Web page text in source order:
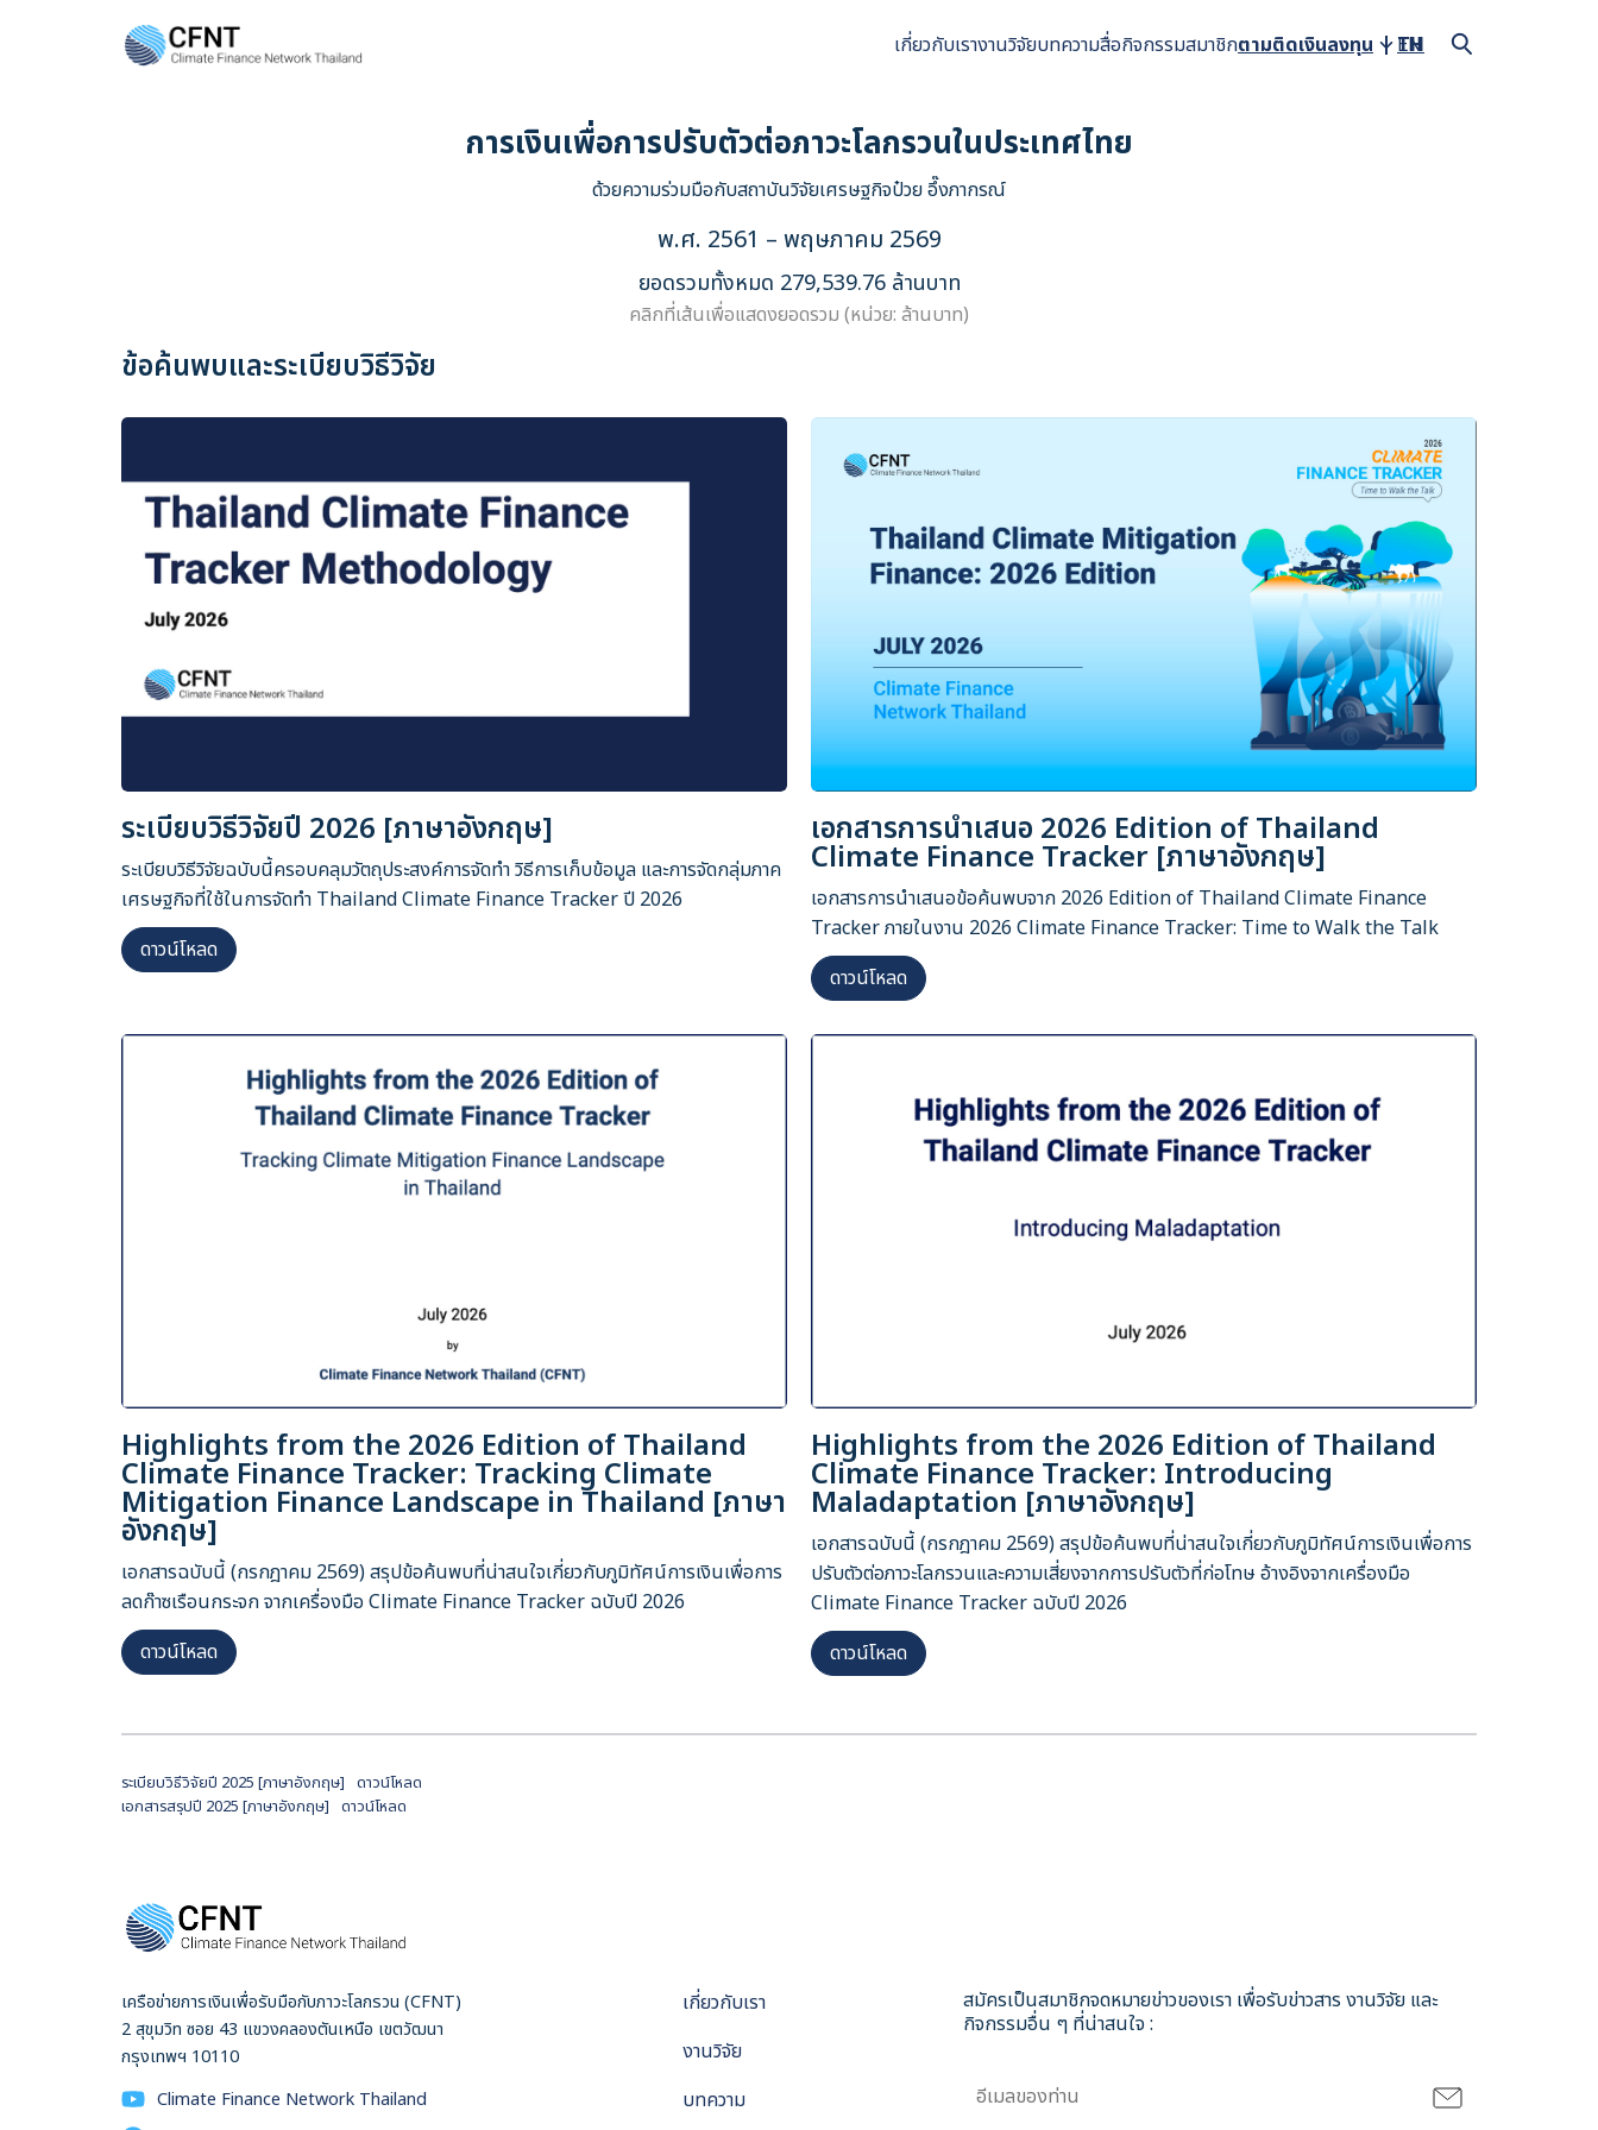
เกี่ยวกับเรางานวิจัยบทความสื่อกิจกรรมสมาชิกตามติดเงินลงทุน EN
TH
for:
การเงินเพื่อการปรับตัวต่อภาวะโลกรวนในประเทศไทย
ด้วยความร่วมมือกับสถาบันวิจัยเศรษฐกิจป๋วย อึ๊งภากรณ์
พ.ศ. 2561 – พฤษภาคม 2569
ยอดรวมทั้งหมด 279,539.76 ล้านบาท
คลิกที่เส้นเพื่อแสดงยอดรวม (หน่วย: ล้านบาท)
ข้อค้นพบและระเบียบวิธีวิจัย
ระเบียบวิธีวิจัยปี 2026 [ภาษาอังกฤษ]
ระเบียบวิธีวิจัยฉบับนี้ครอบคลุมวัตถุประสงค์การจัดทำ วิธีการเก็บข้อมูล และการจัดกลุ่มภาค
เศรษฐกิจที่ใช้ในการจัดทำ Thailand Climate Finance Tracker ปี 2026
ดาวน์โหลด
เอกสารการนำเสนอ 2026 Edition of Thailand
Climate Finance Tracker [ภาษาอังกฤษ]
เอกสารการนำเสนอข้อค้นพบจาก 2026 Edition of Thailand Climate Finance
Tracker ภายในงาน 2026 Climate Finance Tracker: Time to Walk the Talk
ดาวน์โหลด
Highlights from the 2026 Edition of Thailand
Climate Finance Tracker: Tracking Climate
Mitigation Finance Landscape in Thailand [ภาษา
อังกฤษ]
เอกสารฉบับนี้ (กรกฎาคม 2569) สรุปข้อค้นพบที่น่าสนใจเกี่ยวกับภูมิทัศน์การเงินเพื่อการ
ลดก๊าซเรือนกระจก จากเครื่องมือ Climate Finance Tracker ฉบับปี 2026
ดาวน์โหลด
Highlights from the 2026 Edition of Thailand
Climate Finance Tracker: Introducing
Maladaptation [ภาษาอังกฤษ]
เอกสารฉบับนี้ (กรกฎาคม 2569) สรุปข้อค้นพบที่น่าสนใจเกี่ยวกับภูมิทัศน์การเงินเพื่อการ
ปรับตัวต่อภาวะโลกรวนและความเสี่ยงจากการปรับตัวที่ก่อโทษ อ้างอิงจากเครื่องมือ
Climate Finance Tracker ฉบับปี 2026
ดาวน์โหลด
ระเบียบวิธีวิจัยปี 2025 [ภาษาอังกฤษ] ดาวน์โหลด
เอกสารสรุปปี 2025 [ภาษาอังกฤษ] ดาวน์โหลด
เครือข่ายการเงินเพื่อรับมือกับภาวะโลกรวน (CFNT)
2 สุขุมวิท ซอย 43 แขวงคลองตันเหนือ เขตวัฒนา
กรุงเทพฯ 10110
Climate Finance Network Thailand
เกี่ยวกับเรา
งานวิจัย
บทความ
สมัครเป็นสมาชิกจดหมายข่าวของเรา เพื่อรับข่าวสาร งานวิจัย และ
กิจกรรมอื่น ๆ ที่น่าสนใจ :